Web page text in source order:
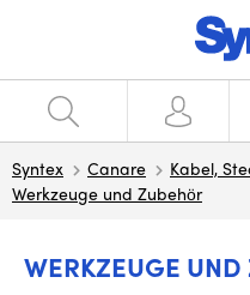
Syntex Canare
Kabel,
Werkzeuge und Zubehör
WERKZEUGE